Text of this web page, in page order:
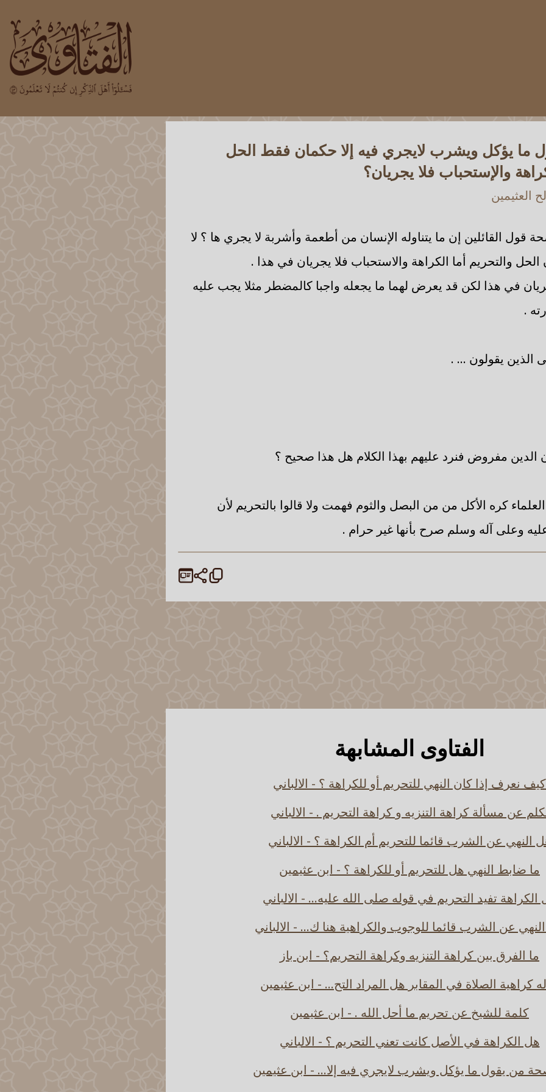
ما يؤكل ويشرب لايجري فيه إلا حكمان فقط الحل
والإستحباب فلا يجريان؟
العثيمين
قول القائلين إن ما يتناوله الإنسان من أطعمة وأشربة لا يجري ها ؟ لا
والتحريم أما الكراهة والاستحباب فلا يجريان في هذا .
في هذا لكن قد يعرض لهما ما يجعله واجبا كالمضطر مثلا يجب عليه
.
الذين يقولون ... .
الدين مفروض فنرد عليهم بهذا الكلام هل هذا صحيح ؟
كره الأكل من من البصل والثوم فهمت ولا قالوا بالتحريم لأن
وعلى آله وسلم صرح بأنها غير حرام .
الفتاوى المشابهة
كيف نعرف إذا كان النهي للتحريم أو للكراهة ؟ - الالباني
عن مسألة كراهة التنزيه و كراهة التحريم . - الالباني
النهي عن الشرب قائما للتحريم أم الكراهة ؟ - الالباني
ما ضابط النهي هل للتحريم أو للكراهة ؟ - ابن عثيمين
الكراهة تفيد التحريم في قوله صلى الله عليه... - الالباني
عن الشرب قائما للوجوب والكراهية هنا ك... - الالباني
ما الفرق بين كراهة التنزيه وكراهة التحريم؟ - ابن باز
كراهية الصلاة في المقابر هل المراد التح... - ابن عثيمين
كلمة للشيخ عن تحريم ما أحل الله . - ابن عثيمين
هل الكراهة في الأصل كانت تعني التحريم ؟ - الالباني
من يقول ما يؤكل ويشرب لايجري فيه إلا... - ابن عثيمين